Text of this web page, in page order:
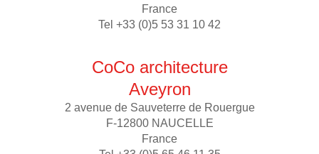
France
Tel +33 (0)5 53 31 10 42
CoCo architecture
Aveyron
2 avenue de Sauveterre de Rouergue
F-12800 NAUCELLE
France